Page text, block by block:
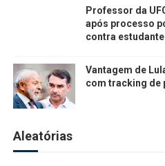
Professor da
após processo
contra
Vantagem de
com tracking de
Aleatórias